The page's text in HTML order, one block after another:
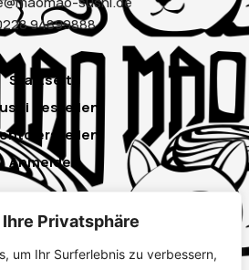
Privatsphäre
um Ihr Surferlebnis zu verbessern,
Startseite
Sushi bestellen
erstellen
Anmelden
94899888
Instagram
Google